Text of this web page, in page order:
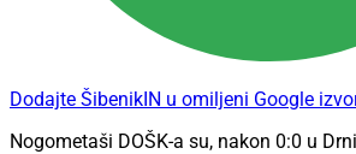
Dodajte ŠibenikIN u omiljeni Google
Nogometaši DOŠK-a su, nakon 0:0 u